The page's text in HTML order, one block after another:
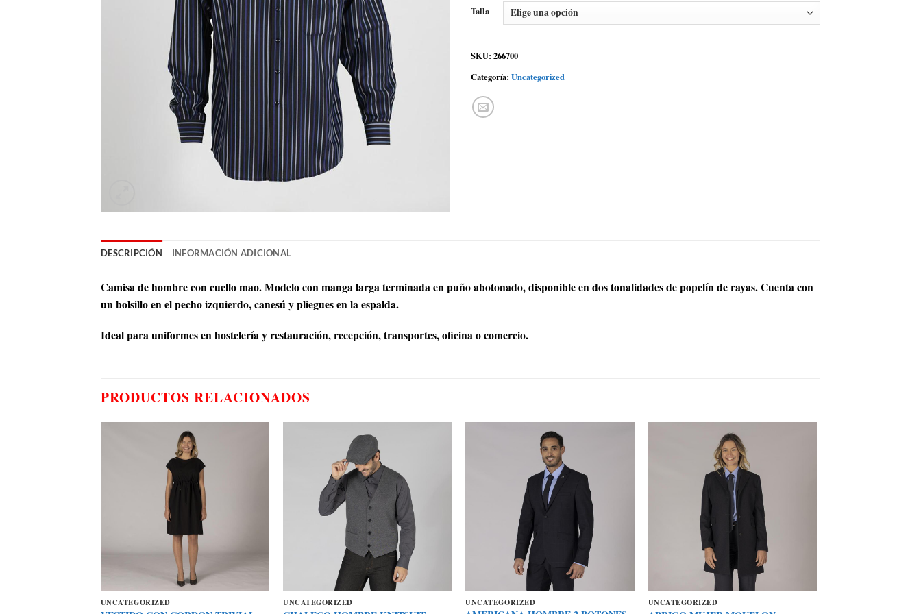
Talla
SKU: 266700
Categoría: Uncategorized
DESCRIPCIÓN INFORMACIÓN ADICIONAL
Camisa de hombre con cuello mao. Modelo con manga larga terminada en puño abotonado, disponible en dos tonalidades de popelín de rayas. Cuenta con
un bolsillo en el pecho izquierdo, canesú y pliegues en la espalda.
Ideal para uniformes en hostelería y restauración, recepción, transportes, oficina o comercio.
PRODUCTOS RELACIONADOS
UNCATEGORIZED UNCATEGORIZED UNCATEGORIZED UNCATEGORIZED